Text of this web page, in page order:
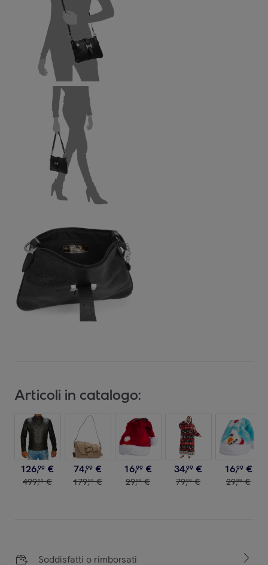
Articoli in catalogo:
126,99 €
499,00 €
74,99 €
179,99 €
16,99 €
29,99 €
34,99 €
79,99 €
16,99 €
29,99 €
Soddisfatti o rimborsati